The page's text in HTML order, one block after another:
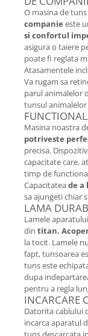
O masina de
companie este
si confortul
asigura o taiere
poate fi reglata
Atasamentele
Va rugam sa
parul animalelor
tunsul
Masina noastra
potriveste
precisa.
capacitate care,
timp de
Capacitateade a
sa ajungeti chiar
LAMA
Lamele
din titan.
la tocit. Lamele
fapt, tunsoarea
tuns este
dupa
pentru a regla
INCARCARE
Datorita cablului
incarca aparatul